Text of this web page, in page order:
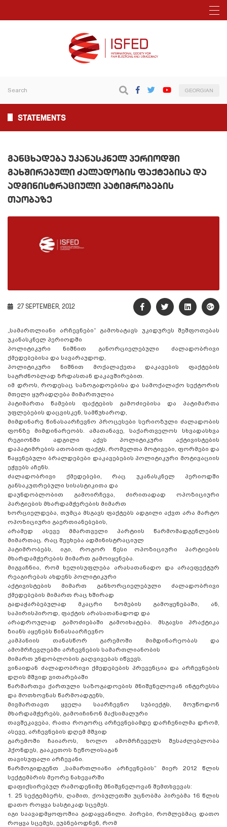
GEORGIAN
STATEMENTS
ᲒᲐᲜᲪᲮᲐᲓᲔᲑᲐ ᲣᲙᲐᲜᲐᲡᲙᲜᲔᲚ ᲞᲔᲠᲘᲝᲓᲨᲘ
ᲒᲐᲮᲨᲘᲠᲔᲑᲣᲚᲘ ᲫᲐᲚᲐᲓᲝᲑᲘᲡ ᲤᲐᲥᲢᲔᲑᲘᲡᲐ ᲓᲐ
ᲐᲓᲛᲘᲜᲘᲡᲢᲠᲐᲪᲘᲣᲚᲘ ᲞᲐᲢᲘᲛᲠᲝᲑᲔᲑᲘᲡ
ᲗᲐᲝᲑᲐᲖᲔ
27 SEPTEMBER, 2012
„სამართლიანი არჩევნები“ გამოხატავს უკიდურეს შეშფოთებას
უკანასკნელ პერიოდში
პოლიტიკური ნიშნით განორციელებული ძალადობრივი
ქმედებებისა და სავარაუდოდ,
პოლიტიკური ნიშნით მოქალაქეთა დაკავების ფაქტების
საგრძნობლად ზრდასთან დაკავშირებით.
იმ დროს, როდესაც საზოგადოებისა და სამოქალაქო სექტორის
მთელი ყურადღება მიმართულია
პატიმართა წამების ფაქტების გამოძიებისა და პატიმართა
უფლებების დაცვისკენ, სამწუხაროდ,
მიმდინარე წინასაარჩევნო პროცესები სერიოზული ძალადობის
ფონზე მიმდინარეობს. ამათანავე, საქართველოს სხვადასხვა
რეგიონში ადგილი აქვს პოლიტიკური აქტივისტების
დაპატიმრების ათობით ფაქტს, რომელთა მოტივები, ფორმები და
წაყენებული ბრალდებები დაკავებების პოლიტიკური მოტივაციის
ეჭვებს აჩენს.
ძალადობრივი ქმედებები, რაც უკანასკნელ პერიოდში
განსაკუთრებული სისასტიკითა და
დაუნდობლობით გამოირჩევა, ძირითადად ოპოზიციური
პარტიების მხარდამჭერების მიმართ
ხორციელდება, თუმცა მსგავს ფაქტებს ადგილი აქვთ არა მარტო
ოპოზიციური გაერთიანებების,
არამედ ასევე მმართველი პარტიის წარმომადგენლების
მიმართაც. რაც შეეხება ადმინისტრაციულ
პატიმრობებს, იგი, როგორ წესი ოპოზიციური პარტიების
მხარდამჭერების მიმართ გამოიყენება.
მიგვაჩნია, რომ ხელისუფლება არასათანადო და არაეფექტურ
რეაგირებას ახდენს პოლიტიკური
აქტივისტების მიმართ განხორციელებული ძალადობრივი
ქმედებების მიმართ რაც ხშირად
გადაჭარბებულად მკაცრი ზომების გამოყენებაში, ან,
საპირისპიროდ, ფაქტის არასათანადოდ და
არადროულად გამოძიებაში გამოიხატება. მსგავსი პრაქტიკა
ზიანს აყენებს წინასაარჩევნო
კამპანიის თანასწორ გარემოში მიმდინარეობას და
ამომრჩევლებში არჩევნების სამართლიანობის
მიმართ უნდობლობის გაღვივებას იწვევს.
ვინაიდან ძალადობრივი ქმედებების პრევენცია და არჩევნების
დღის მშვიდ ვითარებაში
წარმართვა ქართული საზოგადოების მნიშვნელოვან ინტერესსა
და მოთხოვნას წარმოადგენს,
მივმართავთ ყველა საარჩევნო სუბიექტს, მოუწოდონ
მხარდამჭერებს, გამოიჩინონ მაქსიმალური
თავშეკავება, რათა როგორც არჩევნებამდე დარჩენილმა დრომ,
ასევე, არჩევნების დღემ მშვიდ
გარემოში ჩაიაროს, ხოლო ამომრჩეველს შესაძლებლობა
ჰქონდეს, გააკეთოს ზეწოლისაგან
თავისუფალი არჩევანი.
წარმოგიდგენთ „სამართლიანი არჩევნების“ მიერ 2012 წლის
სექტემბრის მეორე ნახევარში
დაფიქსირებულ რამოდენიმე მნიშვნელოვან შემთხვევას:
1. 25 სექტემბერს, ღამით, ქობულეთში უცნობმა პირებმა 16 წლის
დათო როყვა სასტიკად სცემეს.
იგი საავადმყოფოშია გადაყვანილი. პირები, რომლებმაც დათო
როყვა სცემეს, ეუბნებოდნენ, რომ